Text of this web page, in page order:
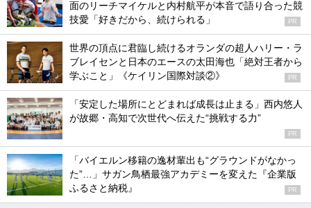
面のリーチマイケルと内村航平が本音で語り合った競
技愛「好きだから、続けられる」
PR
世界の頂点に君臨し続けるオランダの超人ハリー・ラ
ブレイセンと日本のエースの太田海也「絶対王者から
学ぶこと」《ケイリン国際対談②》
PR
「安定した場所にとどまれば成長は止まる」西内悠人
が故郷・高知で次世代へ伝えた“挑戦する力”
PR
「バイエルン移籍の逸材輩出も“グラウンドがなかっ
た”…」サガン鳥栖最強アカデミーを変えた『企業版
ふるさと納税』
PR